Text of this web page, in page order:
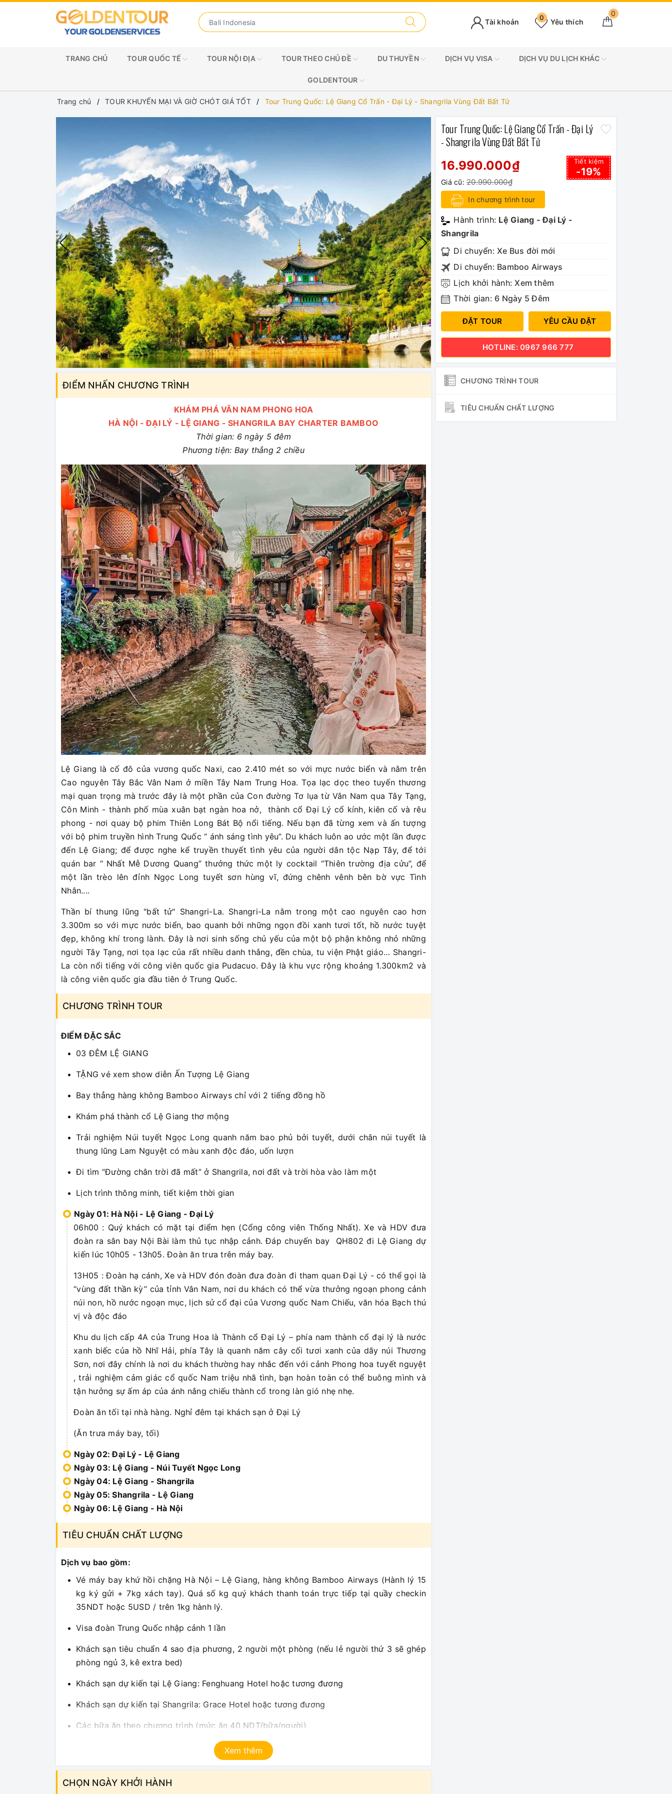
0
Yêu thích
0
Tài khoản
TRANG CHỦ TOUR QUỐC TẾ TOUR NỘI ĐỊA TOUR THEO CHỦ ĐỀ DU THUYỀN DỊCH VỤ VISA DỊCH VỤ DU LỊCH KHÁC
GOLDENTOUR
Trang chủ TOUR KHUYẾN MẠI VÀ GIỜ CHÓT GIÁ TỐT Tour Trung Quốc: Lệ Giang Cổ Trấn - Đại Lý - Shangrila Vùng Đất Bất Tử
ĐIỂM NHẤN CHƯƠNG TRÌNH
KHÁM PHÁ VÂN NAM PHONG HOA
HÀ NỘI - ĐẠI LÝ - LỆ GIANG - SHANGRILA BAY CHARTER BAMBOO
Thời gian: 6 ngày 5 đêm
Phương tiện: Bay thẳng 2 chiều
Lệ Giang là cố đô của vương quốc Naxi, cao 2.410 mét so với mực nước biển và nằm trên
Cao nguyên Tây Bắc Vân Nam ở miền Tây Nam Trung Hoa. Tọa lạc dọc theo tuyến thương
mại quan trọng mà trước đây là một phần của Con đường Tơ lụa từ Vân Nam qua Tây Tạng,
Côn Minh - thành phố mùa xuân bạt ngàn hoa nở, thành cổ Đại Lý cổ kính, kiên cố và rêu
phong - nơi quay bộ phim Thiên Long Bát Bộ nổi tiếng. Nếu bạn đã từng xem và ấn tượng
với bộ phim truyền hình Trung Quốc “ ánh sáng tình yêu”. Du khách luôn ao ước một lần được
đến Lệ Giang; để được nghe kể truyền thuyết tình yêu của người dân tộc Nạp Tây, để tới
quán bar “ Nhất Mễ Dương Quang” thưởng thức một ly cocktail “Thiên trường địa cửu”, để
một lần trèo lên đỉnh Ngọc Long tuyết sơn hùng vĩ, đứng chênh vênh bên bờ vực Tình
Nhân....
Thần bí thung lũng "bất tử" Shangri-La. Shangri-La nằm trong một cao nguyên cao hơn
3.300m so với mực nước biển, bao quanh bởi những ngọn đồi xanh tươi tốt, hồ nước tuyệt
đẹp, không khí trong lành. Đây là nơi sinh sống chủ yếu của một bộ phận không nhỏ những
người Tây Tạng, nơi tọa lạc của rất nhiều danh thắng, đền chùa, tu viện Phật giáo… Shangri-
La còn nổi tiếng với công viên quốc gia Pudacuo. Đây là khu vực rộng khoảng 1.300km2 và
là công viên quốc gia đầu tiên ở Trung Quốc.
CHƯƠNG TRÌNH TOUR
ĐIỂM ĐẶC SẮC
03 ĐÊM LỆ GIANG
TẶNG vé xem show diễn Ấn Tượng Lệ Giang
Bay thẳng hàng không Bamboo Airways chỉ với 2 tiếng đồng hồ
Khám phá thành cổ Lệ Giang thơ mộng
Trải nghiệm Núi tuyết Ngọc Long quanh năm bao phủ bởi tuyết, dưới chân núi tuyết là
thung lũng Lam Nguyệt có màu xanh độc đáo, uốn lượn
Đi tìm “Đường chân trời đã mất” ở Shangrila, nơi đất và trời hòa vào làm một
Lịch trình thông minh, tiết kiệm thời gian
Ngày 01: Hà Nội - Lệ Giang - Đại Lý
06h00 : Quý khách có mặt tại điểm hẹn (Cổng công viên Thống Nhất). Xe và HDV đưa
đoàn ra sân bay Nội Bài làm thủ tục nhập cảnh. Đáp chuyến bay QH802 đi Lệ Giang dự
kiến lúc 10h05 - 13h05. Đoàn ăn trưa trên máy bay.
13H05 : Đoàn hạ cánh, Xe và HDV đón đoàn đưa đoàn đi tham quan Đại Lý - có thể gọi là
“vùng đất thần kỳ” của tỉnh Vân Nam, nơi du khách có thể vừa thưởng ngoạn phong cảnh
núi non, hồ nước ngoạn mục, lịch sử cổ đại của Vương quốc Nam Chiếu, văn hóa Bạch thú
vị và độc đáo
Khu du lịch cấp 4A của Trung Hoa là Thành cổ Đại Lý – phía nam thành cổ đại lý là nước
xanh biếc của hồ Nhĩ Hải, phía Tây là quanh năm cây cối tươi xanh của dãy núi Thương
Sơn, nơi đây chính là nơi du khách thường hay nhắc đến với cảnh Phong hoa tuyết nguyệt
, trải nghiệm cảm giác cổ quốc Nam triệu nhã tình, bạn hoàn toàn có thể buông mình và
tận hưởng sự ấm áp của ánh nắng chiếu thành cổ trong làn gió nhẹ nhẹ.
Đoàn ăn tối tại nhà hàng. Nghỉ đêm tại khách sạn ở Đại Lý
(Ăn trưa máy bay, tối)
Ngày 02: Đại Lý - Lệ Giang
Ngày 03: Lệ Giang - Núi Tuyết Ngọc Long
Ngày 04: Lệ Giang - Shangrila
Ngày 05: Shangrila - Lệ Giang
Ngày 06: Lệ Giang - Hà Nội
TIÊU CHUẨN CHẤT LƯỢNG
Dịch vụ bao gồm:
Vé máy bay khứ hồi chặng Hà Nội – Lệ Giang, hàng không Bamboo Airways (Hành lý 15
kg ký gửi + 7kg xách tay). Quá số kg quý khách thanh toán trực tiếp tại quầy checkin
35NDT hoặc 5USD / trên 1kg hành lý.
Visa đoàn Trung Quốc nhập cảnh 1 lần
Khách sạn tiêu chuẩn 4 sao địa phương, 2 người một phòng (nếu lẻ người thứ 3 sẽ ghép
phòng ngủ 3, kê extra bed)
Khách sạn dự kiến tại Lệ Giang: Fenghuang Hotel hoặc tương đương
Khách sạn dự kiến tại Shangrila: Grace Hotel hoặc tương đương
Các bữa ăn theo chương trình (mức ăn 40 NDT/bữa/người)
Phí tham quan và vé vào cửa các nơi theo chương trình
Xem thêm
CHỌN NGÀY KHỞI HÀNH
Tour Trung Quốc: Lệ Giang Cổ Trấn - Đại Lý
- Shangrila Vùng Đất Bất Tử
16.990.000₫
Giá cũ: 20.990.000₫
Tiết kiệm
-19%
In chương trình tour
Hành trình: Lệ Giang - Đại Lý -
Shangrila
Di chuyển: Xe Bus đời mới
Di chuyển: Bamboo Airways
Lịch khởi hành:Xem thêm
Thời gian: 6 Ngày 5 Đêm
ĐẶT TOUR YÊU CẦU ĐẶT
HOTLINE: 0967 966 777
CHƯƠNG TRÌNH TOUR
TIÊU CHUẨN CHẤT LƯỢNG